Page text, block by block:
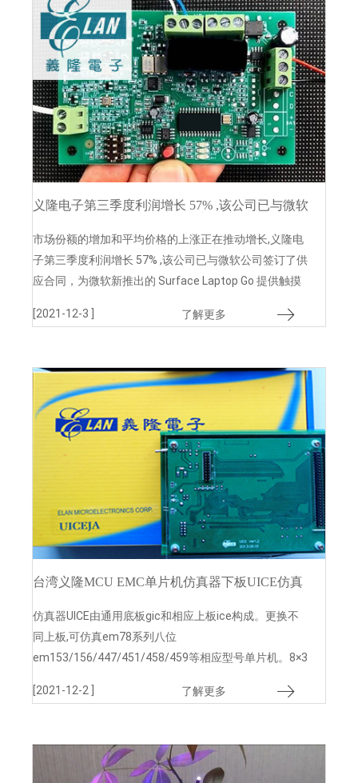
义隆电子第三季度利润增长 57% ,该公司已与微软
Laptop Go 提供触摸板控制器和指纹传感器
市场份额的增加和平均价格的上涨正在推动增长,义隆电
子第三季度利润增长 57% ,该公司已与微软公司签订了供
应合同，为微软新推出的 Surface Laptop Go 提供触摸
趋势提振了对笔记本电脑中使用的触摸板控制器和指纹
了解更多
[2021-12-3 ]
台湾义隆MCU EMC单片机仿真器下板UICE仿真
仿真器UICE由通用底板gic和相应上板ice构成。更换不
同上板,可仿真em78系列八位
em153/156/447/451/458/459等相应型号单片机。8×3
执行，全速执行等出错动作
了解更多
[2021-12-2 ]